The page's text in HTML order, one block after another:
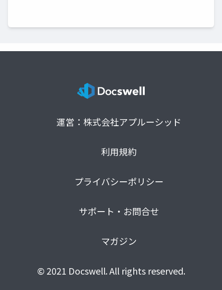
運営：株式会社アプルーシッド
利用規約
プライバシーポリシー
サポート・お問合せ
マガジン
© 2021 Docswell. All rights reserved.